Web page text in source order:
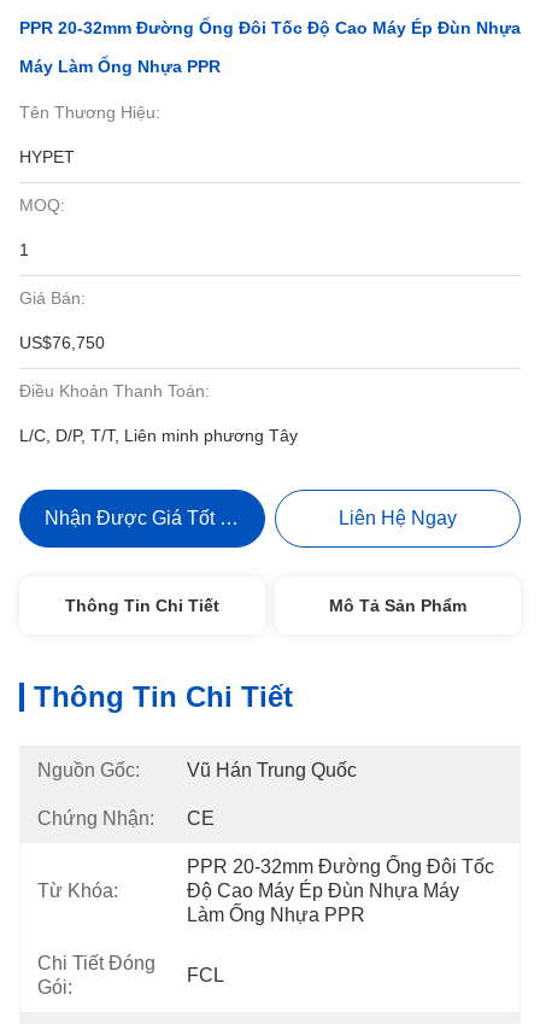
PPR 20-32mm Đường Ống Đôi Tốc Độ Cao Máy Ép Đùn Nhựa
Máy Làm Ống Nhựa PPR
Tên Thương Hiệu:
HYPET
MOQ:
1
Giá Bán:
US$76,750
Điều Khoản Thanh Toán:
L/C, D/P, T/T, Liên minh phương Tây
Nhận Được Giá Tốt Nhất Liên Hệ Ngay
Thông Tin Chi Tiết Mô Tả Sản Phẩm
Thông Tin Chi Tiết
Nguồn Gốc: Vũ Hán Trung Quốc
Chứng Nhận: CE
Từ Khóa:
PPR 20-32mm Đường Ống Đôi Tốc
Độ Cao Máy Ép Đùn Nhựa Máy
Làm Ống Nhựa PPR
Chi Tiết Đóng
Gói:
FCL